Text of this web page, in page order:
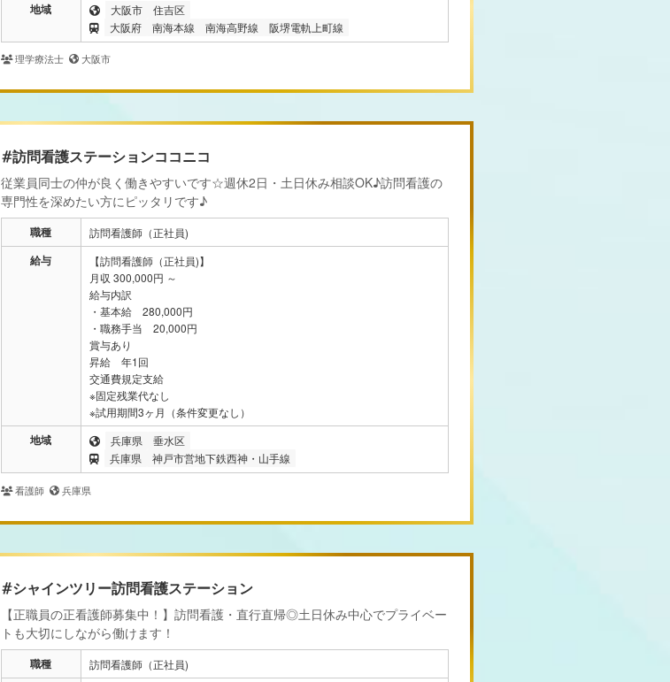
地域 大阪市
住吉区
大阪府
南海本線 南海高野線 阪堺電軌上町線
理学療法士 大阪市
#訪問看護ステーションココニコ
従業員同士の仲が良く働きやすいです☆週休2日・土日休み相談OK♪訪問看護の
専門性を深めたい方にピッタリです♪
職種 訪問看護師（正社員)
給与
【訪問看護師（正社員)】
月収 300,000円 ～
給与内訳
・基本給 280,000円
・職務手当 20,000円
賞与あり
昇給 年1回
交通費規定支給
※固定残業代なし
※試用期間3ヶ月（条件変更なし）
地域 兵庫県
垂水区
兵庫県
神戸市営地下鉄西神・山手線
看護師 兵庫県
#シャインツリー訪問看護ステーション
【正職員の正看護師募集中！】訪問看護・直行直帰◎土日休み中心でプライベー
トも大切にしながら働けます！
職種 訪問看護師（正社員)